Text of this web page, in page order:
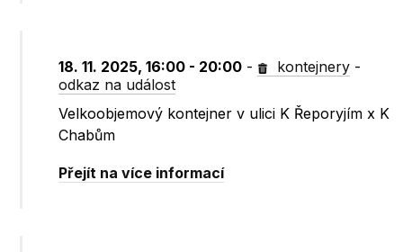
18. 11. 2025, 16:00 - 20:00 - kontejnery -
odkaz na událost
Velkoobjemový kontejner v ulici K Řeporyjím x K
Chabům
Přejít na více informací